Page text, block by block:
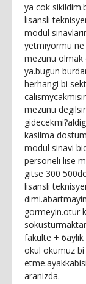
ya cok
lisansli
modul
yetmiyormu ne
mezunu olmak
ya.bugun
herhangi bi
mezunu
kasilma
modul sinavi
personeli lise
gitse 300
lisansli
gormeyin.otur
fakulte +
okul okumuz
aranizda.